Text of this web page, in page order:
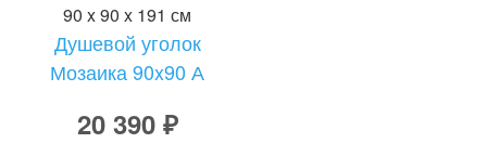
90 x 90 x 191 см
Душевой уголок
Мозаика 90x90 А
20 390 ₽